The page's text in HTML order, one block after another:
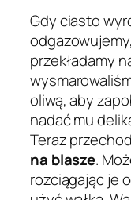
Gdy ciasto
przekładamy
oliwą, aby
nadać mu
Teraz
na blasze.
rozciągając je